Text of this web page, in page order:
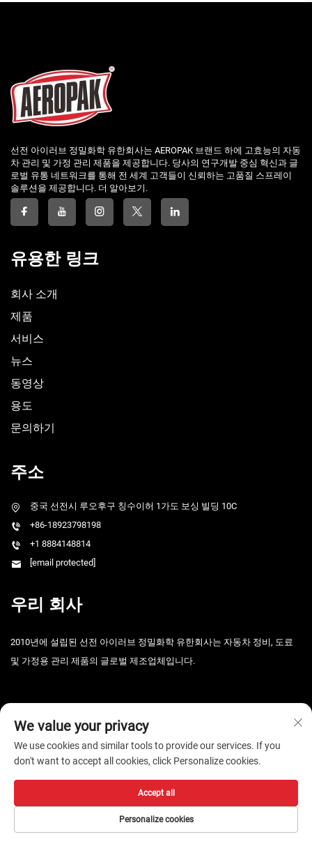
선전 아이러브 정밀화학 유한회사는 AEROPAK 브랜드 하에 고효능의 자동
차 관리 및 가정 관리 제품을 제공합니다. 당사의 연구개발 중심 혁신과 글
로벌 유통 네트워크를 통해 전 세계 고객들이 신뢰하는 고품질 스프레이
솔루션을 제공합니다. 더 알아보기.
유용한 링크
회사 소개
제품
서비스
뉴스
동영상
용도
문의하기
주소
중국 선전시 루오후구 칭수이허 1가도 보싱 빌딩 10C
+86-18923798198
+1 8884148814
[email protected]
우리 회사
2010년에 설립된 선전 아이러브 정밀화학 유한회사는 자동차 정비, 도료
및 가정용 관리 제품의 글로벌 제조업체입니다.
Copyright © 2026 선전 i-Like 정밀화학유한공자. 판권 소유. - 개인정보 보
We value your privacy
We use cookies and similar tools to provide our services. If you
don't want to accept all cookies, click Personalize cookies.
Personalize cookies
Accept all